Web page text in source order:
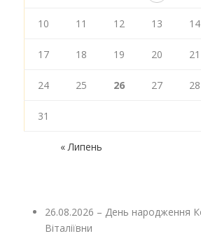
10 11 12 13 14
17 18 19 20 21
24 25 26 27 28
31
« Липень
26.08.2026 – День народження
Віталіївни